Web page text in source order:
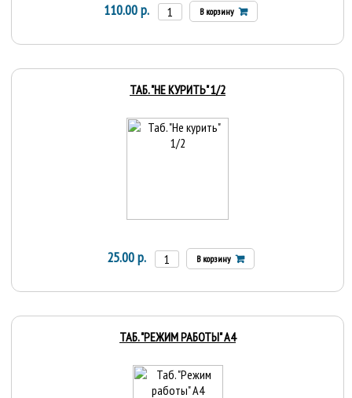
110.00 р. В корзину
ТАБ. "НЕ КУРИТЬ" 1/2
25.00 р. В корзину
ТАБ. "РЕЖИМ РАБОТЫ" А4